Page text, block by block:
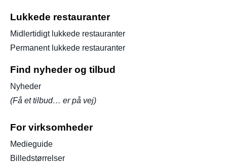
Lukkede restauranter
Midlertidigt lukkede restauranter
Permanent lukkede restauranter
Find nyheder og tilbud
Nyheder
(Få et tilbud… er på vej)
For virksomheder
Medieguide
Billedstørrelser